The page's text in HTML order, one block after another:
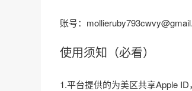
账号：
使用须知（必看）
1.平台提供的为美区共享Apple